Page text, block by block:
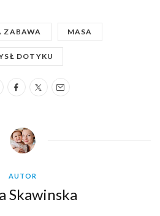
ZABAWA MASA
DOTYKU
AUTOR
Skawinska